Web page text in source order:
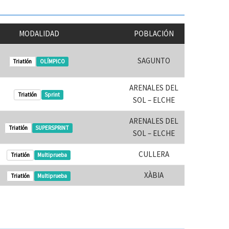
MODALIDAD POBLACIÓN
Triatlón OLÍMPICO SAGUNTO
Triatlón Sprint
ARENALES DEL
SOL – ELCHE
Triatlón SUPERSPRINT
ARENALES DEL
SOL – ELCHE
Triatlón Multiprueba CULLERA
Triatlón Multiprueba XÀBIA